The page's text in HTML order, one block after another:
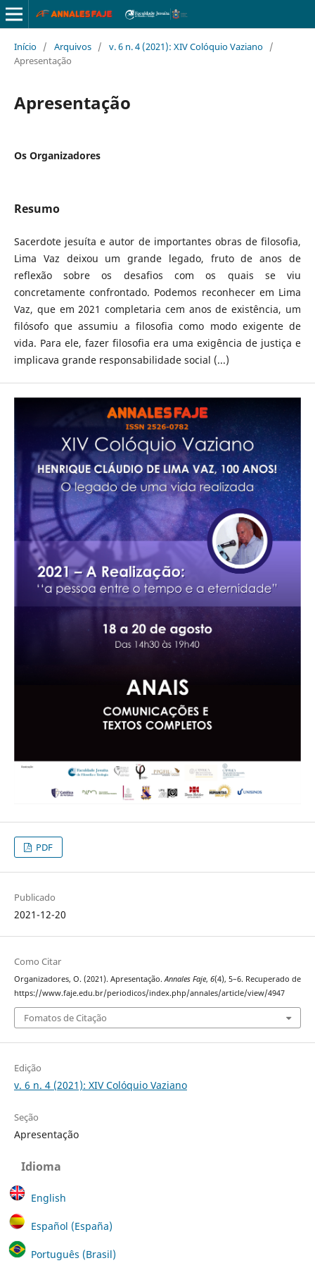
Início / Arquivos / v. 6 n. 4 (2021): XIV Colóquio Vaziano /
Apresentação
Apresentação
Os Organizadores
Resumo
Sacerdote jesuíta e autor de importantes obras de filosofia,
Lima Vaz deixou um grande legado, fruto de anos de
reflexão sobre os desafios com os quais se viu
concretamente confrontado. Podemos reconhecer em Lima
Vaz, que em 2021 completaria cem anos de existência, um
filósofo que assumiu a filosofia como modo exigente de
vida. Para ele, fazer filosofia era uma exigência de justiça e
implicava grande responsabilidade social (...)
PDF
Publicado
2021-12-20
Como Citar
Organizadores, O. (2021). Apresentação.Annales Faje, 6(4), 5–6. Recuperado de
https://www.faje.edu.br/periodicos/index.php/annales/article/view/4947
Fomatos de Citação
Edição
v. 6 n. 4 (2021): XIV Colóquio Vaziano
Seção
Apresentação
Idioma
English
Español (España)
Português (Brasil)